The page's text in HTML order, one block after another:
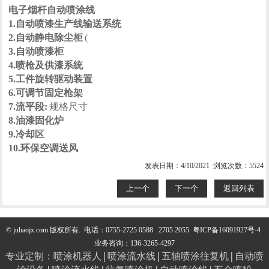
电子烟杆自动喷涂线
1.自动喷漆生产线输送系统
2.自动静电除尘柜(
3.自动喷漆柜
4.喷枪及供漆系统
5.工件旋转驱动装置
6.可调节固定枪架
7.流平段: 规格尺寸
8.油漆固化炉
9.冷却区
10.环保空调送风
发表日期：4/10/2021 浏览次数：5524
上一个 下一个 返回列表
© juhaojx.com 版权所有. 电话：0755-2725 0588 2705 2055粤ICP备16091927号-4
业务咨询：136-3265-4297
专业定制： 喷涂机器人 喷涂流水线| 五轴喷涂往复机|
自动喷